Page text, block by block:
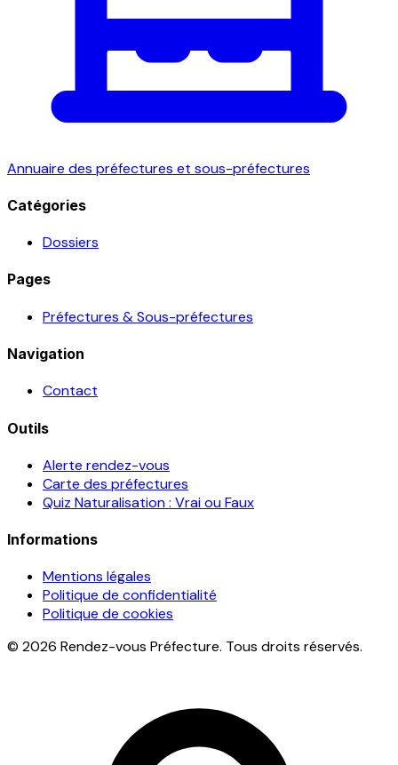
Annuaire des préfectures et sous-préfectures
Catégories
Dossiers
Pages
Préfectures & Sous-préfectures
Navigation
Contact
Outils
Alerte rendez-vous
Carte des préfectures
Quiz Naturalisation : Vrai ou Faux
Informations
Mentions légales
Politique de confidentialité
Politique de cookies
© 2026 Rendez-vous Préfecture. Tous droits réservés.